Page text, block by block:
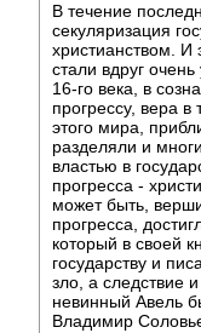
В течение
секуляризация
христианством. И
стали вдруг
16-го века, в
прогрессу, вера
этого мира,
разделяли и
властью в
прогресса -
может быть,
прогресса,
который в своей
государству и
зло, а следствие
невинный Авель
Владимир